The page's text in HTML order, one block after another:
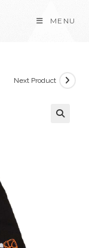
MENU
Next Product